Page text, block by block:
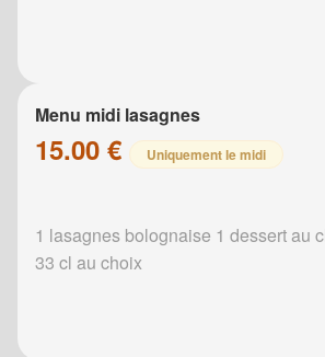
Menu midi lasagnes
15.00 € Uniquement le midi
1 lasagnes bolognaise 1 dessert au
33 cl au choix